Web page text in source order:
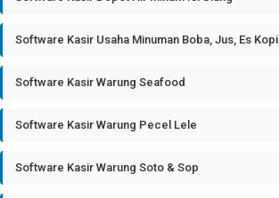
Software Kasir Usaha Minuman Boba, Jus, Es Kopi
Software Kasir Warung Seafood
Software Kasir Warung Pecel Lele
Software Kasir Warung Soto & Sop